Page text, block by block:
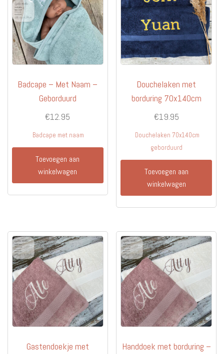
Badcape – Met Naam –
Geborduurd
€12.95
Badcape met naam
Toevoegen aan
winkelwagen
Douchelaken met
borduring 70x140cm
€19.95
Douchelaken 70x140cm
geborduurd
Toevoegen aan
winkelwagen
Gastendoekje met
Handdoek met borduring –